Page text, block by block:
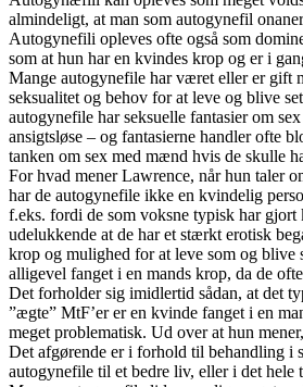
almindeligt, at man som autogynefil
Autogynefili opleves ofte også som
som at hun har en kvindes krop og er i
Mange autogynefile har været eller er gift
seksualitet og behov for at leve og blive
autogynefile har seksuelle fantasier om
ansigtsløse – og fantasierne handler ofte
tanken om sex med mænd hvis de skulle
For hvad mener Lawrence, når hun taler
har de autogynefile ikke en kvindelig
f.eks. fordi de som voksne typisk har
udelukkende at de har et stærkt erotisk
krop og mulighed for at leve som og blive
alligevel fanget i en mands krop, da de
Det forholder sig imidlertid sådan, at det
”ægte” MtF’er er en kvinde fanget i en
meget problematisk. Ud over at hun
Det afgørende er i forhold til behandling i
autogynefile til et bedre liv, eller i det hele